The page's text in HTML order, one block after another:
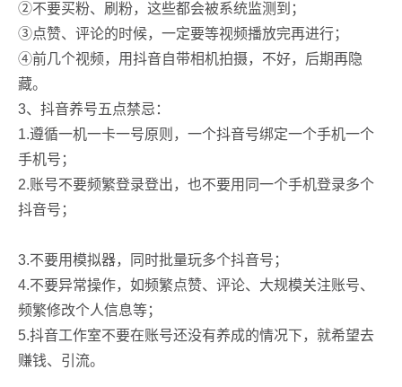
②不要买粉、刷粉，这些都会被系统监测到；
③点赞、评论的时候，一定要等视频播放完再进行；
④前几个视频，用抖音自带相机拍摄，不好，后期再隐
藏。
3、抖音养号五点禁忌：
1.遵循一机一卡一号原则，一个抖音号绑定一个手机一个
手机号；
2.账号不要频繁登录登出，也不要用同一个手机登录多个
抖音号；
3.不要用模拟器，同时批量玩多个抖音号；
4.不要异常操作，如频繁点赞、评论、大规模关注账号、
频繁修改个人信息等；
5.抖音工作室不要在账号还没有养成的情况下，就希望去
赚钱、引流。